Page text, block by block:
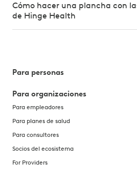
Cómo hacer una plancha con
de Hinge Health
Para personas
Para organizaciones
Para empleadores
Para planes de salud
Para consultores
Socios del ecosistema
For Providers